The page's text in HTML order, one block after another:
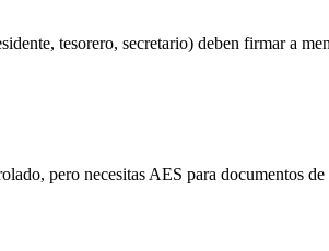
tesorero, secretario) deben firmar a
pero necesitas AES para documentos